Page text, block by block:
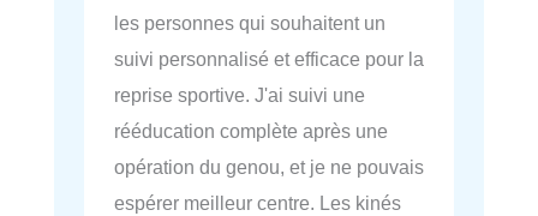
les personnes qui souhaitent un
suivi personnalisé et efficace pour la
reprise sportive. J'ai suivi une
rééducation complète après une
opération du genou, et je ne pouvais
espérer meilleur centre. Les kinés